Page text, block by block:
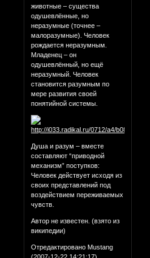
животные – существа
одушевлённые, но
неразумные (точнее –
малоразумные). Человек
рождается неразумным.
Младенец – он
одушевлённый, но ещё
неразумный. Человек
становится разумным по
мере развития своей
понятийной системы.
Душа и разум – вместе
составляют “приводной
механизм” поступков:
Человек действует исходя из
своих представлений под
воздействием переживаемых
чувств.
Автор не известен. (взято из
википедии)
Отредактировано Mustang